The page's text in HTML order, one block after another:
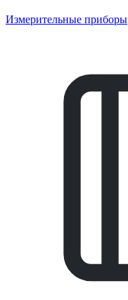
Измерительные приборы